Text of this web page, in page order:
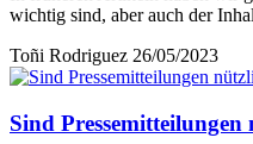
wichtig sind, aber auch der
Toñi Rodriguez 26/05/2023
Sind Pressemitteilungen